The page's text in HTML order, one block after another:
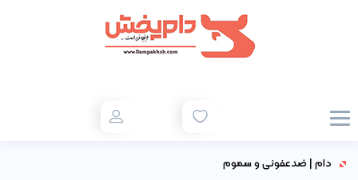
دام| ضدعفونی و سموم